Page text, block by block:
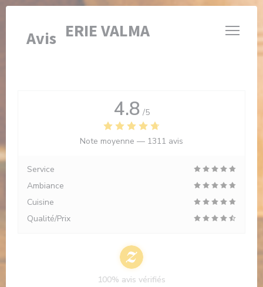
Personnalisation de vos choix en matière de cookies
BRASSERIE VALMA
Avis
4.8 /5
Note moyenne — 1311 avis
Service
Ambiance
Cuisine
Qualité/Prix
100% avis vérifiés